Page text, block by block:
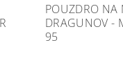
POUZDRO NA
DRAGUNOV -
95